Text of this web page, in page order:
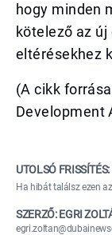
hogy minden
kötelező az
eltérésekhez
(A cikk
Development
UTOLSÓ FRISSÍTÉS:
Ha hibát találsz ezen
SZERZŐ: EGRI